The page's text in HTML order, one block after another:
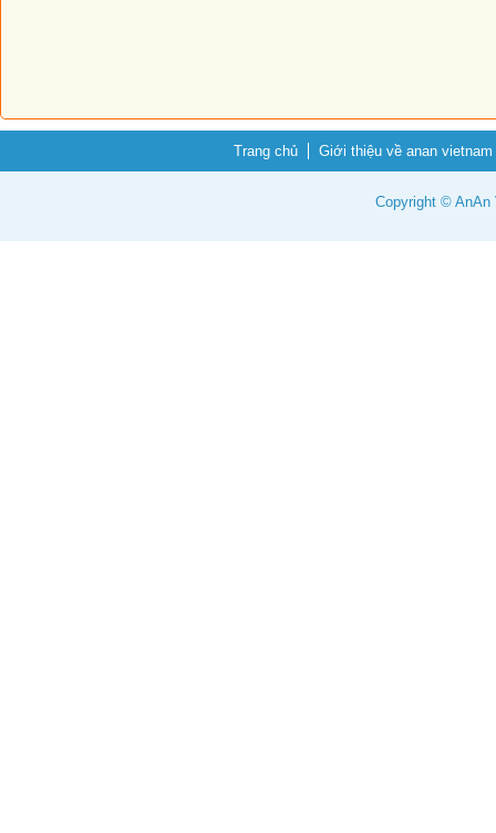
Trang chủ Giới thiệu về anan vietnam
Copyright © AnAn